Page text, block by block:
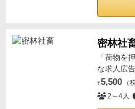
密林社
「荷物を
な求人広
¥ 5,500 （
2～4人